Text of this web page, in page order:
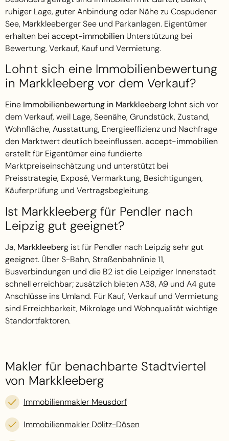
ruhiger Lage, guter Anbindung oder Nähe zu Cospudener
See, Markkleeberger See und Parkanlagen. Eigentümer
erhalten bei accept-immobilien Unterstützung bei
Bewertung, Verkauf, Kauf und Vermietung.
Lohnt sich eine Immobilienbewertung
in Markkleeberg vor dem Verkauf?
Eine Immobilienbewertung in Markkleeberg lohnt sich vor
dem Verkauf, weil Lage, Seenähe, Grundstück, Zustand,
Wohnfläche, Ausstattung, Energieeffizienz und Nachfrage
den Marktwert deutlich beeinflussen.accept-immobilien
erstellt für Eigentümer eine fundierte
Marktpreiseinschätzung und unterstützt bei
Preisstrategie, Exposé, Vermarktung, Besichtigungen,
Käuferprüfung und Vertragsbegleitung.
Ist Markkleeberg für Pendler nach
Leipzig gut geeignet?
Ja, Markkleeberg ist für Pendler nach Leipzig sehr gut
geeignet. Über S-Bahn, Straßenbahnlinie 11,
Busverbindungen und die B2 ist die Leipziger Innenstadt
schnell erreichbar; zusätzlich bieten A38, A9 und A4 gute
Anschlüsse ins Umland. Für Kauf, Verkauf und Vermietung
sind Erreichbarkeit, Mikrolage und Wohnqualität wichtige
Standortfaktoren.
Makler für benachbarte Stadtviertel
von Markkleeberg
Immobilienmakler Meusdorf
Immobilienmakler Dölitz-Dösen